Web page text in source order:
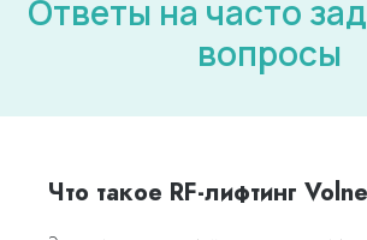
Ответы на часто
вопросы
Что такое RF-лифтинг